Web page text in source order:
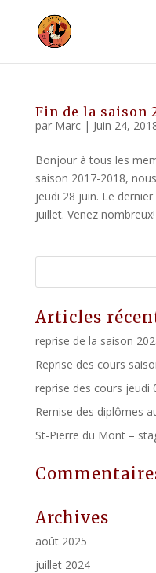
Fin de la saison
par Marc| Juin 24,
Bonjour à tous les
saison 2017-2018,
jeudi 28 juin. Le
juillet. Venez nombreux!
Articles
reprise de la saison
Reprise des cours
reprise des cours jeudi
Remise des diplômes
St-Pierre du Mont –
Archives
août 2025
juillet 2024